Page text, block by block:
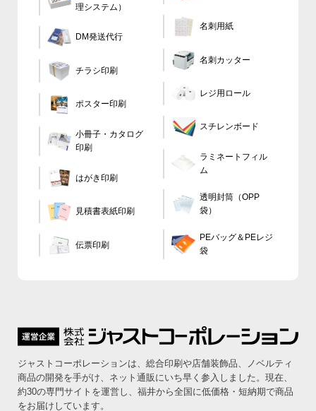
理システム）
DM発送代行
チラシ印刷
ポスター印刷
小冊子・カタログ
印刷
はがき印刷
見積書表紙印刷
伝票印刷
名刺用紙
名刺カッター
レジ用ロール
スチレンボード
ラミネートフィル
ム
透明封筒（OPP
袋）
PEバッグ＆PEレジ
袋
ジャストコーポレーションは、総合印刷や店舗装飾品、ノベルティ
商品の開発を手がけ、ネット通販にいち早く参入しました。 現在、
約30の専門サイトを運営し、福井から全国に低価格・短納期で商品
をお届けしています。